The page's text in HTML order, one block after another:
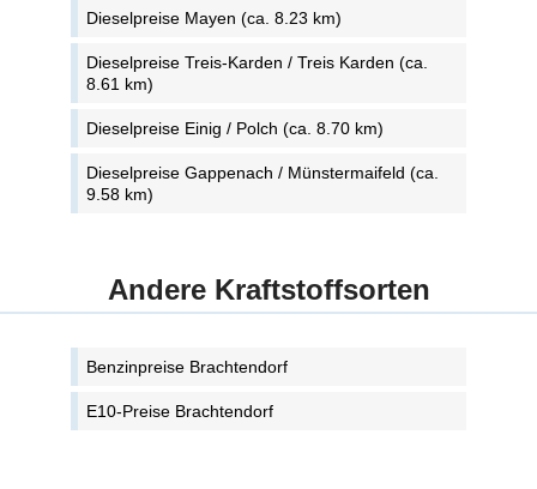
Dieselpreise Mayen (ca. 8.23 km)
Dieselpreise Treis-Karden / Treis Karden (ca.
8.61 km)
Dieselpreise Einig / Polch (ca. 8.70 km)
Dieselpreise Gappenach / Münstermaifeld (ca.
9.58 km)
Andere Kraftstoffsorten
Benzinpreise Brachtendorf
E10-Preise Brachtendorf